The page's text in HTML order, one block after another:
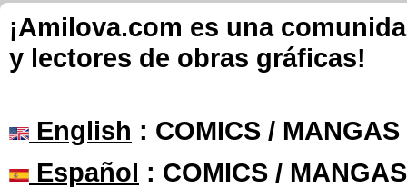
¡Amilova.com es una
y lectores de obras gráficas!
English : COMICS /
Español : COMICS /